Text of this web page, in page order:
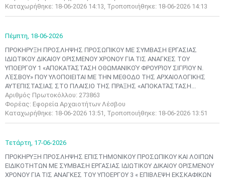
Καταχωρήθηκε: 18-06-2026 14:13, Τροποποιήθηκε: 18-06-2026 14:13
Πέμπτη, 18-06-2026
ΠΡΟΚΗΡΥΞΗ ΠΡΟΣΛΗΨΗΣ ΠΡΟΣΩΠΙΚΟΥ ΜΕ ΣΥΜΒΑΣΗ ΕΡΓΑΣΙΑΣ
ΙΔΙΩΤΙΚΟΥ ΔΙΚΑΙΟΥ ΟΡΙΣΜΕΝΟΥ ΧΡΟΝΟΥ ΓΙΑ ΤΙΣ ΑΝΑΓΚΕΣ ΤΟΥ
ΥΠΟΕΡΓΟΥ 1 «ΑΠΟΚΑΤΆΣΤΑΣΗ ΟΘΩΜΑΝΙΚΟΎ ΦΡΟΥΡΊΟΥ ΣΙΓΡΊΟΥ Ν.
ΛΈΣΒΟΥ» ΠΟΥ ΥΛΟΠΟΙΕΙΤΑΙ ΜΕ ΤΗΝ ΜΕΘΟΔΟ ΤΗΣ ΑΡΧΑΙΟΛΟΓΙΚΗΣ
ΑΥΤΕΠΙΣΤΑΣΙΑΣ ΣΤΟ ΠΛΑΙΣΙΟ ΤΗΣ ΠΡΑΞΗΣ «ΑΠΟΚΑΤΆΣΤΑΣΗ...
Αριθμός Πρωτοκόλλου: 273863
Φορέας: Εφορεία Αρχαιοτήτων Λέσβου
Καταχωρήθηκε: 18-06-2026 13:51, Τροποποιήθηκε: 18-06-2026 13:51
Τετάρτη, 17-06-2026
ΠΡΟΚΗΡΥΞΗ ΠΡΟΣΛΗΨΗΣ ΕΠΙΣΤΗΜΟΝΙΚΟΥ ΠΡΟΣΩΠΙΚΟΥ ΚΑΙ ΛΟΙΠΩΝ
EΙΔΙΚΟΤΗΤΩΝ ΜΕ ΣΥΜΒΑΣΗ ΕΡΓΑΣΙΑΣ ΙΔΙΩΤΙΚΟΥ ΔΙΚΑΙΟΥ ΟΡΙΣΜΕΝΟΥ
ΧΡΟΝΟΥ ΓΙΑ ΤΙΣ ΑΝΑΓΚΕΣ ΤΟΥ ΥΠΟΕΡΓΟΥ 3 « ΕΠΙΒΛΕΨΗ ΕΚΣΚΑΦΙΚΩΝ